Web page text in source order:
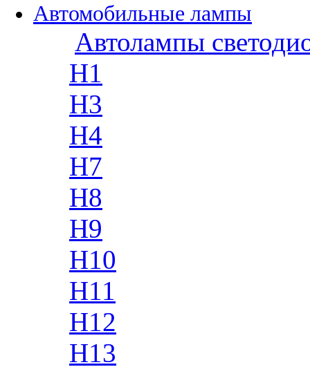
Автомобильные лампы
Автолампы
H1
H3
H4
H7
H8
H9
H10
H11
H12
H13